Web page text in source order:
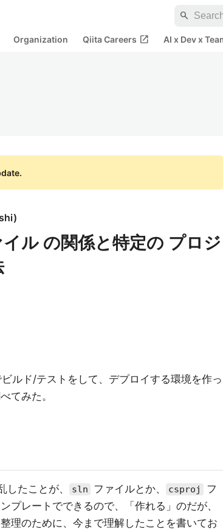
search
Organization Qiita Careers open_in_new AI x Dev x
)
ル の関係と特定の プロジ
ルド/テストをして、デプロイする環境を作っ
てみた。
たことが、 sln ファイルとか、 csproj
フ
プレートでできるので、「作れる」のだが、
理のために、今まで理解したことを書いてお